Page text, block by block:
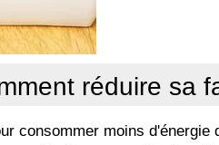
réduire sa
consommer moins